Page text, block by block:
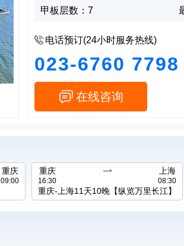
甲板层数：7
 电话预订(24小时服务热线)
023-6760 7798
 在线咨询
重庆
09:00
重庆
16:30
 上海
08:30
重庆-上海11天10晚【纵览万里长江】